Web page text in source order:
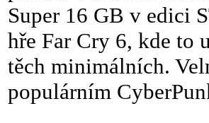
Super 16 GB v edici
hře Far Cry 6, kde to
těch minimálních.
populárním